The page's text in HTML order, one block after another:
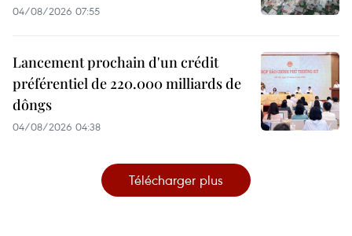
04/08/2026 07:55
Lancement prochain d'un crédit
préférentiel de 220.000 milliards de
dôngs
04/08/2026 04:38
Télécharger plus